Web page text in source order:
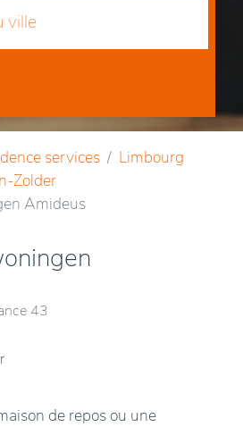
services
Limbourg
Zolder
Amideus
43
de repos ou une